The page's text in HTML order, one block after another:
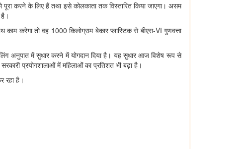
पूरा करने के लिए हैं तथा इसे कोलकाता तक विस्‍तारित किया जाएगा। असम
करेगा तो वह 1000 किलोग्राम बेकार प्‍लास्टिक से बीएस-VI गुणवत्ता
लिंग अनुपात में सुधार करने में योगदान दिया है। यह सुधार आज विशेष रूप से
प्रयोगशालाओं में महिलाओं का प्रतिशत भी बढ़ा है।
रहा है।